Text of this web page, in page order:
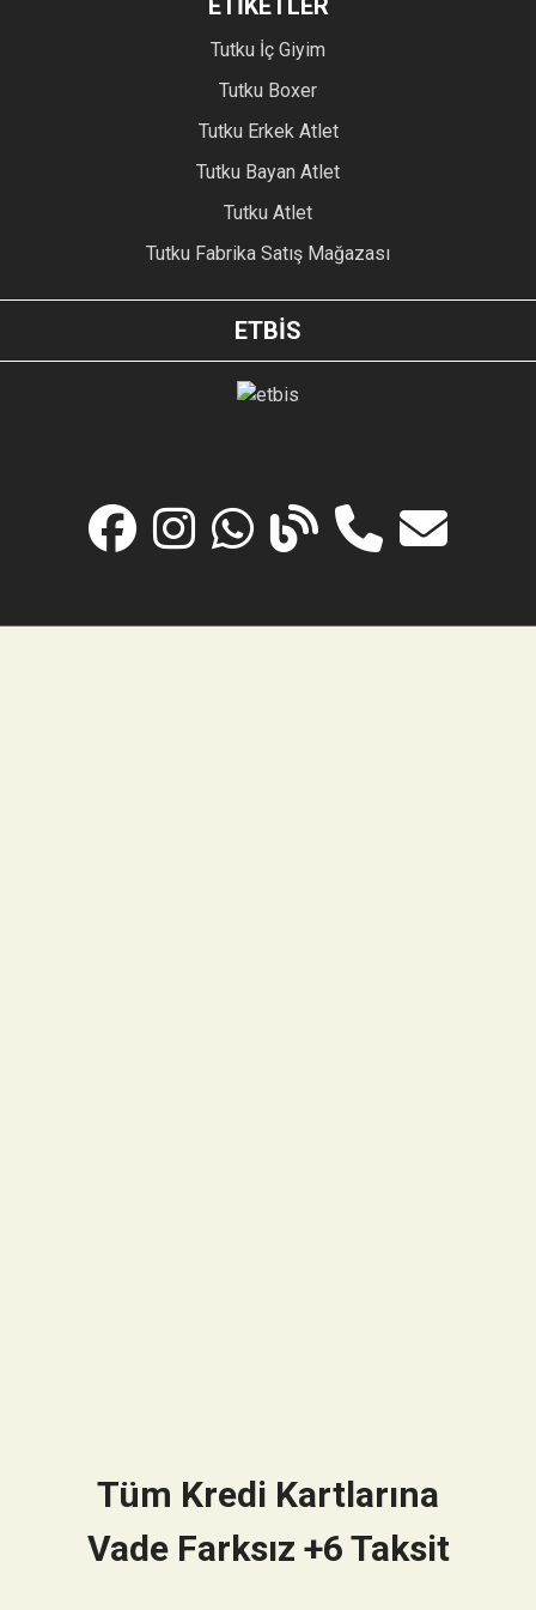
ETİKETLER
Tutku İç Giyim
Tutku Boxer
Tutku Erkek Atlet
Tutku Bayan Atlet
Tutku Atlet
Tutku Fabrika Satış Mağazası
ETBİS
Tüm Kredi Kartlarına
Vade Farksız +6 Taksit